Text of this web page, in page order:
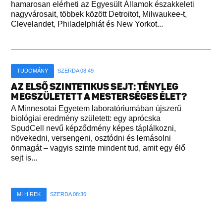
hamarosan elérheti az Egyesült Államok északkeleti
nagyvárosait, többek között Detroitot, Milwaukee-t,
Clevelandet, Philadelphiát és New Yorkot...
TUDOMÁNY SZERDA 08:49
AZ ELSŐ SZINTETIKUS SEJT: TÉNYLEG
MEGSZÜLETETT A MESTERSÉGES ÉLET?
A Minnesotai Egyetem laboratóriumában újszerű
biológiai eredmény született: egy aprócska
SpudCell nevű képződmény képes táplálkozni,
növekedni, versengeni, osztódni és lemásolni
önmagát – vagyis szinte mindent tud, amit egy élő
sejt is...
MI HÍREK SZERDA 08:36